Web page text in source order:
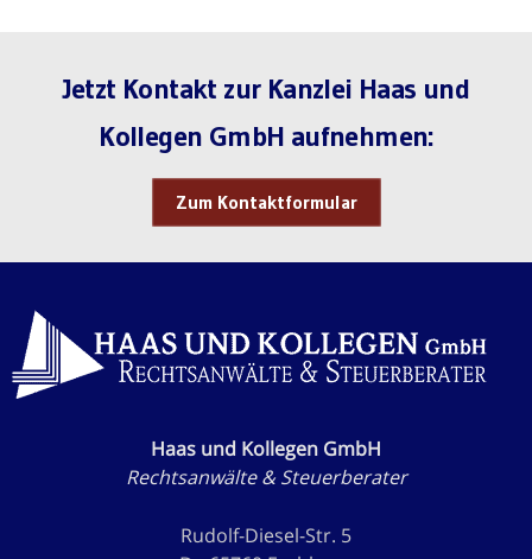
Jetzt Kontakt zur Kanzlei Haas und
Kollegen GmbH aufnehmen:
Zum Kontaktformular
Haas und Kollegen GmbH
Rechtsanwälte & Steuerberater
Rudolf-Diesel-Str. 5